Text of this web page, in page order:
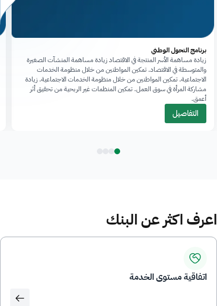
برنامج التحول الوطني
زيادة مساهمة الأسر المنتجة في الاقتصاد زيادة مساهمة المنشآت الصغيرة
والمتوسطة في الاقتصاد. تمكين المواطنين من خلال منظومة الخدمات
الاجتماعية. تمكين المواطنين من خلال منظومة الخدمات الاجتماعية. زيادة
مشاركة المرأة في سوق العمل. تمكين المنظمات غير الربحية من تحقيق أثر
أعمق.
التفاصيل
اعرف اكثر عن البنك
اتفاقية مستوى الخدمة